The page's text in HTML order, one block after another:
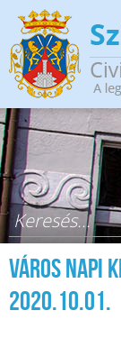
Ugrás a tartalomra
Keresés űrlap
Város Napi
2020.10.01.